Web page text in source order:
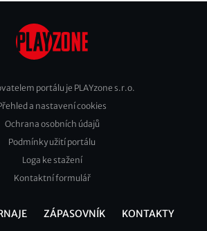
portálu je PLAYzone s.r.o.
a nastavení cookies
Ochrana osobních údajů
Podmínky užití portálu
Loga ke stažení
Kontaktní formulář
ZÁPASOVNÍK KONTAKTY